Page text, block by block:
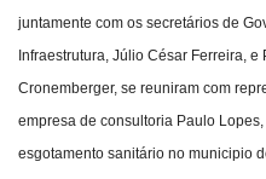
juntamente com os secretários de
Infraestrutura, Júlio César Ferreira,
Cronemberger, se reuniram com
empresa de consultoria Paulo
esgotamento sanitário no municipio